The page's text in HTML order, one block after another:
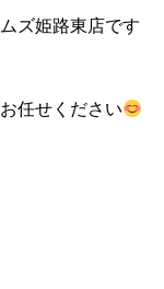
ズ姫路東店です
任せください